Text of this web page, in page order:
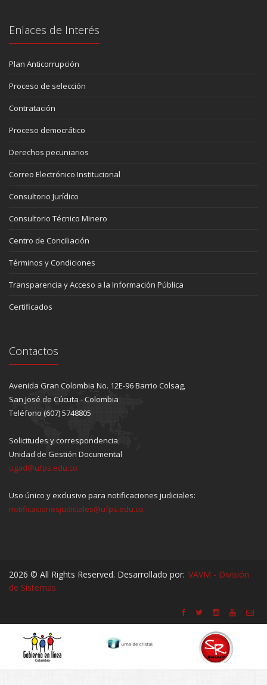
Enlaces de Interés
Plan Anticorrupción
Proceso de selección
Contratación
Proceso democrático
Derechos pecuniarios
Correo Electrónico Institucional
Consultorio Jurídico
Consultorio Técnico Minero
Centro de Conciliación
Términos y Condiciones
Transparencia y Acceso a la Información Pública
Certificados
Contactos
Avenida Gran Colombia No. 12E-96 Barrio Colsag,
San José de Cúcuta - Colombia
Teléfono (607) 5748805
Solicitudes y correspondencia
Unidad de Gestión Documental
ugad@ufps.edu.co
Uso único y exclusivo para notificaciones judiciales:
notificacionesjudiciales@ufps.edu.co
2026 © All Rights Reserved. Desarrollado por: VAVM - División
de Sistemas